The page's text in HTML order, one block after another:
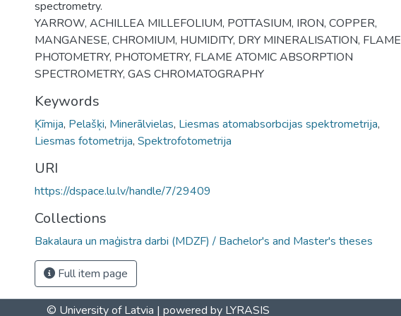
spectrometry.
YARROW, ACHILLEA MILLEFOLIUM, POTTASIUM, IRON, COPPER,
MANGANESE, CHROMIUM, HUMIDITY, DRY MINERALISATION, FLAME
PHOTOMETRY, PHOTOMETRY, FLAME ATOMIC ABSORPTION
SPECTROMETRY, GAS CHROMATOGRAPHY
Keywords
Ķīmija, Pelašķi, Minerālvielas, Liesmas atomabsorbcijas spektrometrija,
Liesmas fotometrija, Spektrofotometrija
URI
https://dspace.lu.lv/handle/7/29409
Collections
Bakalaura un maģistra darbi (MDZF) / Bachelor's and Master's theses
Full item page
© University of Latvia | powered by LYRASIS